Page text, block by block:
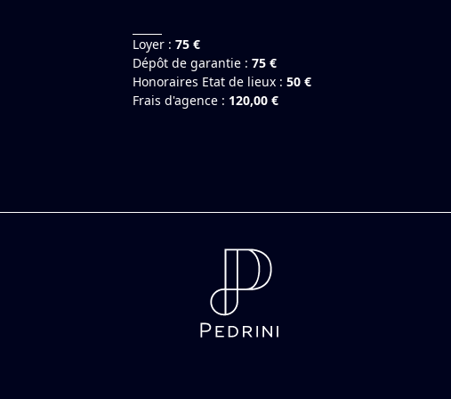
Loyer :75 €
Dépôt de garantie :75 €
Honoraires Etat de lieux :50 €
Frais d'agence : 120,00 €